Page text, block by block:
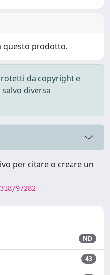
questo prodotto.
da copyright e
diversa
per citare o creare un
97282
ND
43